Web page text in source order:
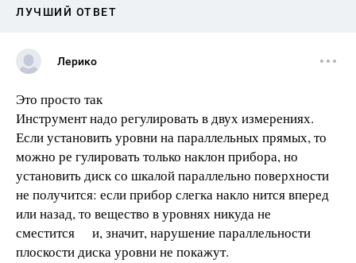
ЛУЧШИЙ ОТВЕТ
Лерико
Это просто так
Инструмент надо регулировать в двух измерениях.
Если установить уровни на параллельных прямых, то
можно ре­ гулировать только наклон прибора, но
установить диск со шкалой параллельно поверхности
не получится: если прибор слегка накло­ нится вперед
или назад, то вещество в уровнях никуда не
сместится и, значит, нарушение параллельности
плоскости диска уровни не покажут.